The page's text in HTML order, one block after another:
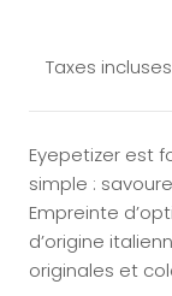
Taxes
Eyepetizer est
simple :
Empreinte
d’origine
originales et